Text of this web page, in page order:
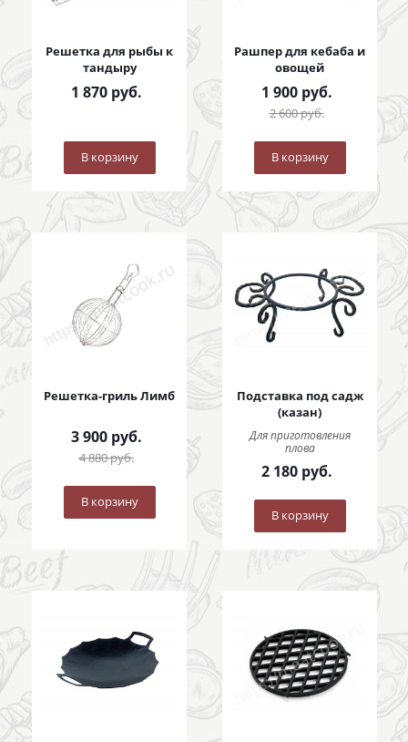
Решетка для рыбы к
тандыру
1 870руб.
В корзину
Рашпер для кебаба и
овощей
1 900руб.
2 600руб.
В корзину
Решетка-гриль Лимб
3 900руб.
4 880руб.
В корзину
Подставка под садж
(казан)
Для приготовления
плова
2 180руб.
В корзину